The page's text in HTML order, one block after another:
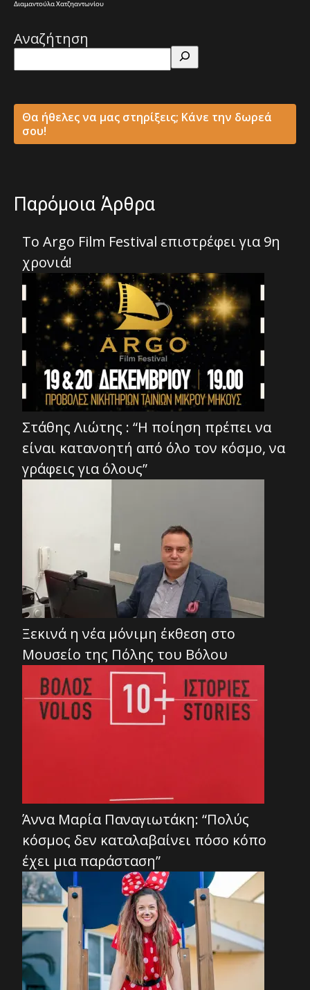
Διαμαντούλα Χατζηαντωνίου
Αναζήτηση
Θα ήθελες να μας στηρίξεις; Κάνε την δωρεά
σου!
Παρόμοια Άρθρα
To Argo Film Festival επιστρέφει για 9η
χρονιά!
Στάθης Λιώτης : “Η ποίηση πρέπει να
είναι κατανοητή από όλο τον κόσμο, να
γράφεις για όλους”
Ξεκινά η νέα μόνιμη έκθεση στο
Μουσείο της Πόλης του Βόλου
Άννα Μαρία Παναγιωτάκη: “Πολύς
κόσμος δεν καταλαβαίνει πόσο κόπο
έχει μια παράσταση”